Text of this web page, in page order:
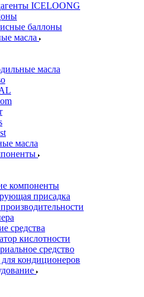
ICELOONG
баллоны
масла
масла
масла
компоненты
присадка
средства
кислотности
средство
кондиционеров